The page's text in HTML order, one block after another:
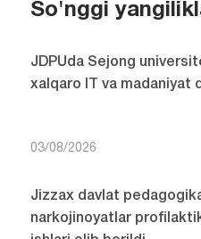
So'nggi
JDPUda Sejong
xalqaro IT va madaniyat
03/08/2026
Jizzax davlat
narkojinoyatlar